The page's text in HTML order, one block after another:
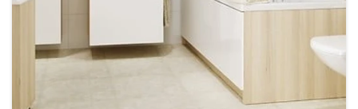
ОСОБЕННОСТИ ТУМБ